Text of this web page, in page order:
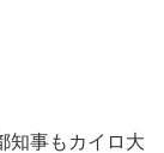
知事もカイロ大